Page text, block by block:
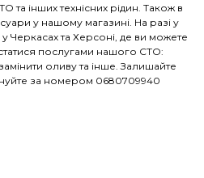
та інших технісних рідин. Також в
у нашому магазині. На разі у
Черкасах та Херсоні, де ви можете
послугами нашого СТО:
оливу та інше. Залишайте
за номером 0680709940